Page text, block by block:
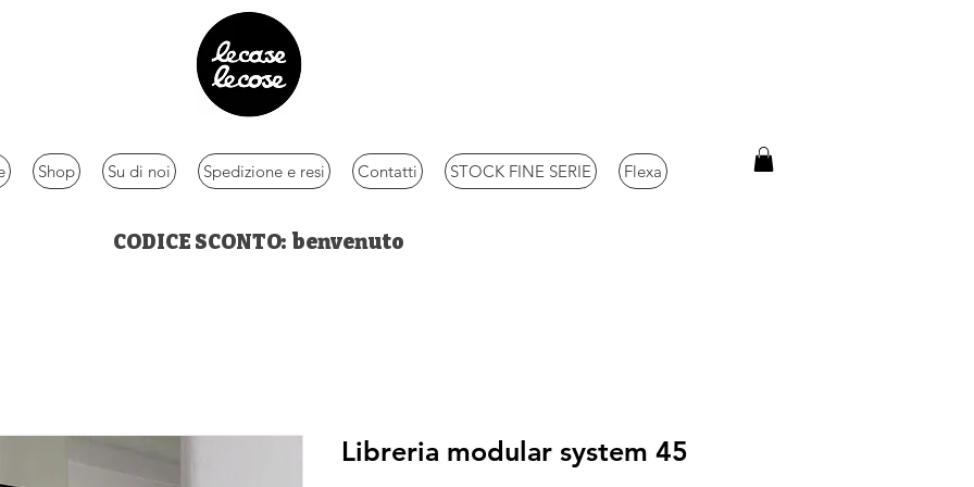
Shop Su di noi Spedizione e resi Contatti STOCK FINE SERIE Flexa
CODICE SCONTO: benvenuto
Libreria modular system 45